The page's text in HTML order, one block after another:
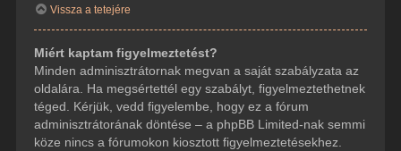
Vissza a tetejére
Miért kaptam figyelmeztetést?
Minden adminisztrátornak megvan a saját szabályzata az
oldalára. Ha megsértettél egy szabályt, figyelmeztethetnek
téged. Kérjük, vedd figyelembe, hogy ez a fórum
adminisztrátorának döntése – a phpBB Limited-nak semmi
köze nincs a fórumokon kiosztott figyelmeztetésekhez.